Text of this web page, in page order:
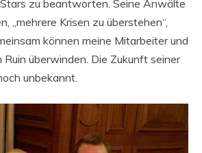
zu beantworten. Seine Anwälte
„mehrere Krisen zu überstehen“,
können meine Mitarbeiter und
überwinden. Die Zukunft seiner
unbekannt.